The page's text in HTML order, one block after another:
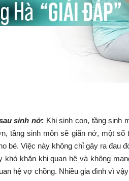
sinh nở: Khi sinh con, tầng sinh
tầng sinh môn sẽ giãn nở, một
bé. Việc này không chỉ gây ra đau
khó khăn khi quan hệ và không
hệ vợ chồng. Nhiều gia đình vì